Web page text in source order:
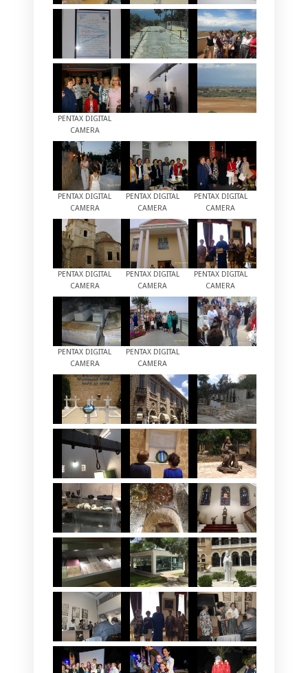
PENTAX DIGITAL
CAMERA
PENTAX DIGITAL
CAMERA
PENTAX DIGITAL
CAMERA
PENTAX DIGITAL
CAMERA
PENTAX DIGITAL
CAMERA
PENTAX DIGITAL
CAMERA
PENTAX DIGITAL
CAMERA
PENTAX DIGITAL
CAMERA
PENTAX DIGITAL
CAMERA